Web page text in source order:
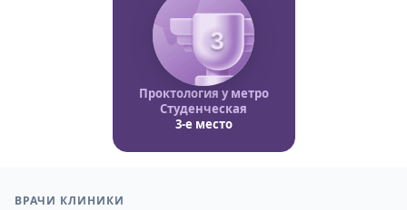
3
Проктология у метро
Студенческая
3-е место
ВРАЧИ КЛИНИКИ